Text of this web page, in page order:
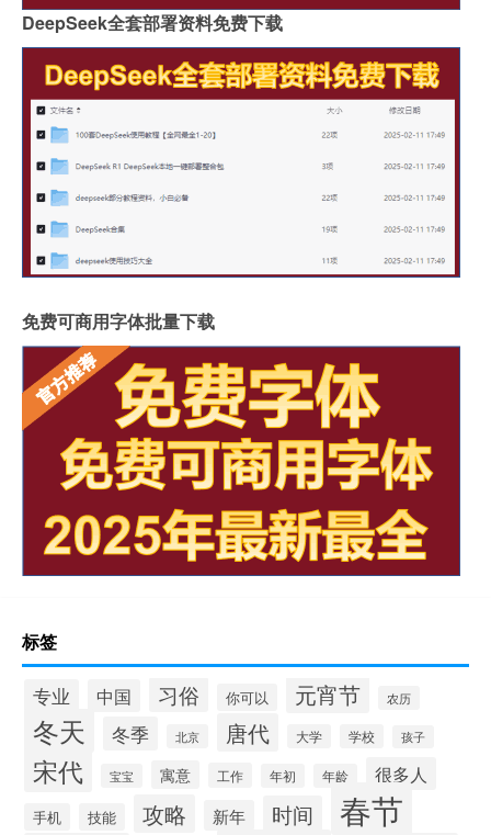
DeepSeek全套部署资料免费下载
免费可商用字体批量下载
标签
专业 中国 习俗 你可以 元宵节 农历
冬天 冬季 北京 唐代 大学 学校 孩子
宋代 宝宝 寓意 工作 年初 年龄 很多人
手机 技能 攻略 新年 时间 春节